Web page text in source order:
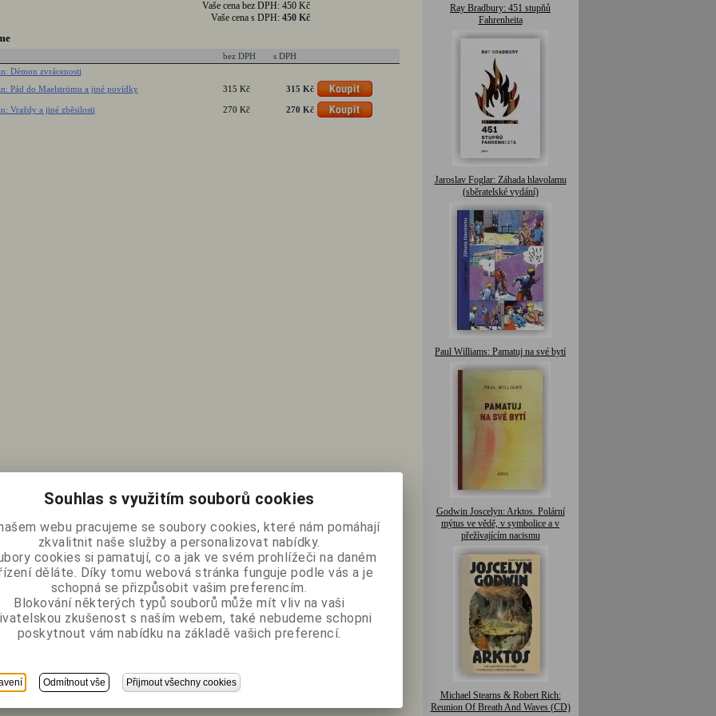
Vaše cena bez DPH: 450 Kč
Vaše cena s DPH: 450 Kč
bez DPH
s DPH
Démon zvrácenosti
Pád do Maelströmu a jiné povídky
315 Kč 315 Kč
Vraždy a jiné zběsilosti 270 Kč 270 Kč
Ray Bradbury: 451 stupňů
Fahrenheita
Jaroslav Foglar: Záhada hlavolamu
(sběratelské vydání)
Paul Williams: Pamatuj na své bytí
Godwin Joscelyn: Arktos. Polární
mýtus ve vědě, v symbolice a v
přežívajícím nacismu
Michael Stearns & Robert Rich:
Reunion Of Breath And Waves (CD)
Souhlas s využitím souborů cookies
webu pracujeme se soubory cookies, které nám pomáhají
zkvalitnit naše služby a personalizovat nabídky.
cookies si pamatují, co a jak ve svém prohlížeči na daném
děláte. Díky tomu webová stránka funguje podle vás a je
schopná se přizpůsobit vašim preferencím.
Blokování některých typů souborů může mít vliv na vaši
zkušenost s naším webem, také nebudeme schopni
poskytnout vám nabídku na základě vašich preferencí.
Odmítnout vše Přijmout všechny cookies